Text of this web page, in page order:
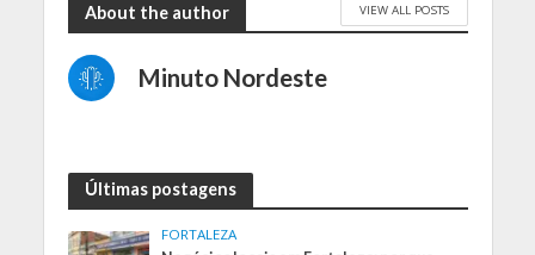
About the author VIEW ALL POSTS
Minuto Nordeste
Últimas postagens
FORTALEZA